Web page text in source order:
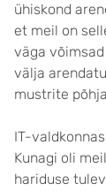
ühiskond
et meil on
väga
välja
mustrite
IT-
Kunagi oli
hariduse